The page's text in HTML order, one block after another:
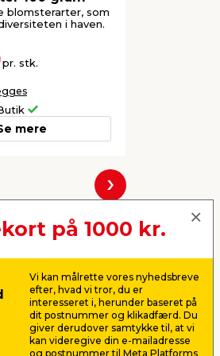
blomsterarter, som
i haven.
pr. stk.
mere
Næste
på 1000 kr.
Vi kan målrette vores nyhedsbreve
efter, hvad vi tror, du er
interesseret i, herunder baseret på
dit postnummer og klikadfærd. Du
giver derudover samtykke til, at vi
kan videregive din e-mailadresse
og postnummer til Meta Platforms